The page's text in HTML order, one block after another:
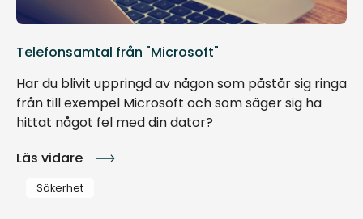
Telefonsamtal från "Microsoft"
Har du blivit uppringd av någon som påstår sig ringa
från till exempel Microsoft och som säger sig ha
hittat något fel med din dator?
Läs vidare
Säkerhet